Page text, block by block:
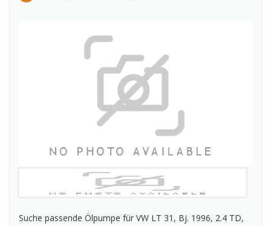
Suche passende Ölpumpe für VW LT 31, Bj. 1996, 2.4 TD,